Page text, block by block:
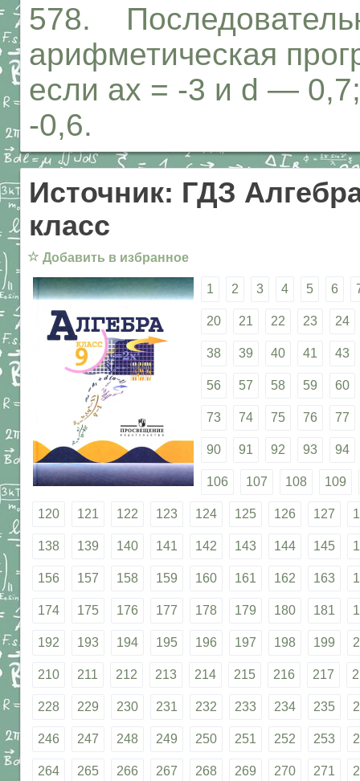
578.
арифметическая
если ах = -3 и d —
-0,6.
Источник: ГДЗ
класс
☆ Добавить в избранное
1 2 3 4 5 6
20 21 22 23 24
38 39 40 41 43
56 57 58 59 60
73 74 75 76 77
90 91 92 93 94
106 107 108 109
120 121 122 123 124 125 126 127
138 139 140 141 142 143 144 145
156 157 158 159 160 161 162 163
174 175 176 177 178 179 180 181
192 193 194 195 196 197 198 199
210 211 212 213 214 215 216 217
228 229 230 231 232 233 234 235
246 247 248 249 250 251 252 253
264 265 266 267 268 269 270 271